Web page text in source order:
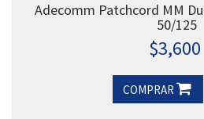
Adecomm Patchcord MM Duplex 1m Lc/pc Lc/pc
50/125
$3,600
COMPRAR